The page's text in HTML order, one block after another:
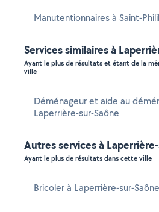
Manutentionnaires à Saint-
Services similaires à
Ayant le plus de résultats et étant de la
ville
Déménageur et aide au
Laperrière-sur-Saône
Autres services à
Ayant le plus de résultats dans cette ville
Bricoler à Laperrière-sur-Saône